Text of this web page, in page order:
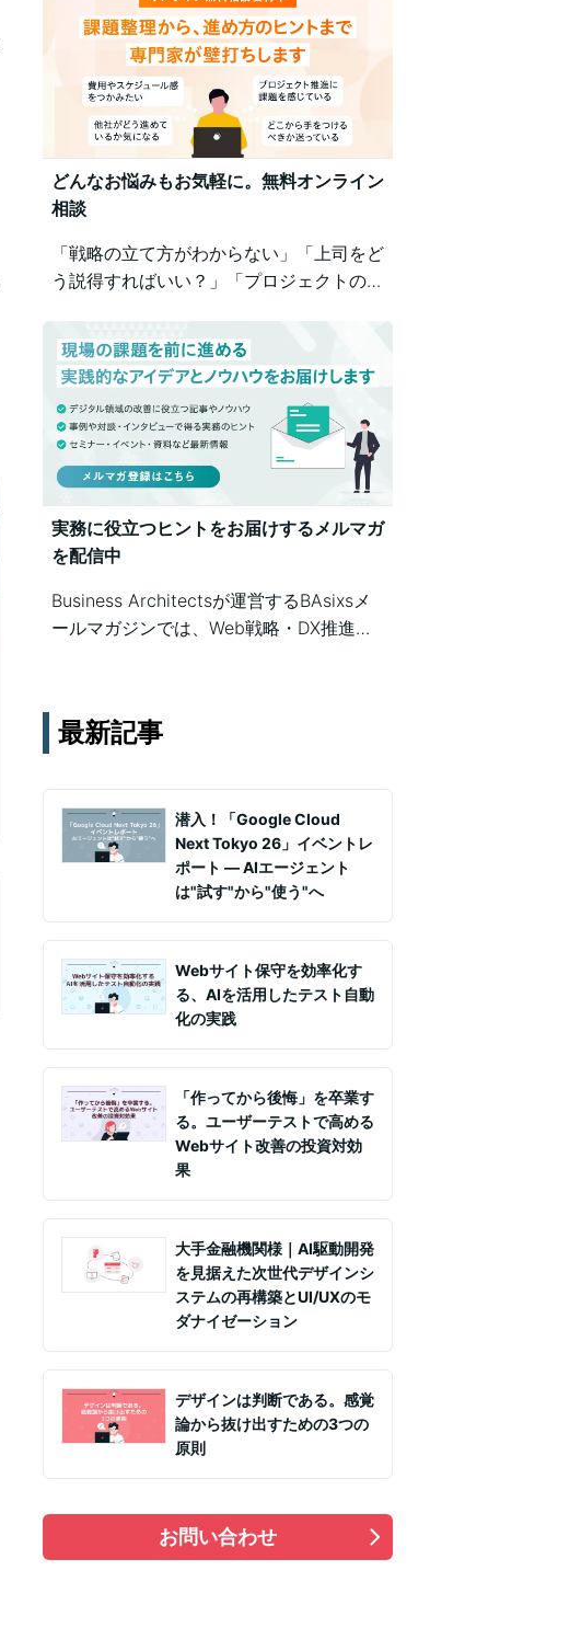
差に悩む方にもおすすめの実践型セミナー
です。
どんなお悩みもお気軽に。無料オンライン
相談
「戦略の立て方がわからない」「上司をど
う説得すればいい？」「プロジェクトの進
Business Architectsが、戦略から運用ま
で幅広くご相談を承ります。
実務に役立つヒントをお届けするメルマガ
を配信中
Business Architectsが運営するBAsixsメ
ールマガジンでは、Web戦略・DX推進・
通じて課題解決を支援します。
最新記事
潜入！「Google Cloud
Next Tokyo 26」イベントレ
ポート ― AIエージェント
は"試す"から"使う"へ
Webサイト保守を効率化す
る、AIを活用したテスト自動
化の実践
「作ってから後悔」を卒業す
る。ユーザーテストで高める
Webサイト改善の投資対効
果
大手金融機関様｜AI駆動開発
を見据えた次世代デザインシ
ステムの再構築とUI/UXのモ
ダナイゼーション
デザインは判断である。感覚
論から抜け出すための3つの
原則
お問い合わせ